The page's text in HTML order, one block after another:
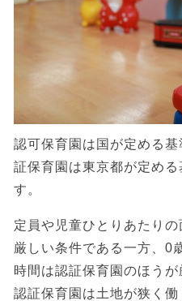
認可保育園は国が定める
証保育園は東京都が定め
す。
定員や児童ひとりあたり
厳しい条件である一方、0
時間は認証保育園のほうが
認証保育園は土地が狭く